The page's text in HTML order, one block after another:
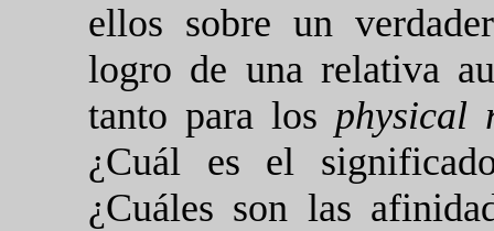
ellos sobre un
logro de una relativa
tanto para los physical
¿Cuál es el
¿Cuáles son las